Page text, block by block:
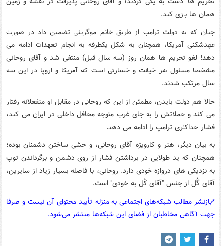
همان ها بازی کند.
چنان که به دولت ترامپ از طریق خانم موگرینی تضمین داد در صورت
عهدشکنی آمریکا، همچنان به شکل یکطرفه به انجام تعهدات ادامه می
دهد! لغو تحریم ها همان روز (سه سال قبل) منتفی شد و آقای روحانی
مشخصا مسئول هر خیانت و خسارتی است که آمریکا و اروپا در این سه
سال مرتکب شدند.
حالا هم دولت بایدن، مطمئن از این که روحانی در مقابل او منفعلانه رفتار
می کند و حملاتش را به جای غرب متوجه محافل داخلی در ایران می کند،
فشار حداکثری ترامپ را ادامه می دهد.
به بیان دیگر، هنر و کارویژه آقای روحانی، و حشی ساختن دشمنان بوده؛
همچنان که ید طولایی در برداشتن فشار از روی دشمن و برگرداندن توپ
به نزدیکی های دروازه خودی دارد. روحانی، با فاصله بسیار زیاد از سایرین،
آقای گُل از جنس "آقای کُل به خودی" است.
*بازنشر مطالب شبکه‌های اجتماعی به منزله تأیید محتوای آن نیست و صرفا
جهت آگاهی مخاطبان از فضای این شبکه‌ها منتشر می‌شود.